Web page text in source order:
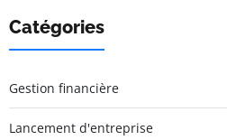
Catégories
Gestion financière
Lancement d'entreprise